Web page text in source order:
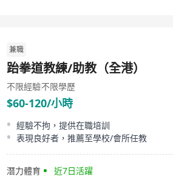
兼職
跆拳道教練/助教（全港）
不限經驗不限學歷
$60-120/小時
經驗不拘，提供在職培訓
表現良好者，推薦至學校/會所任教
潛力體育 近7日活躍